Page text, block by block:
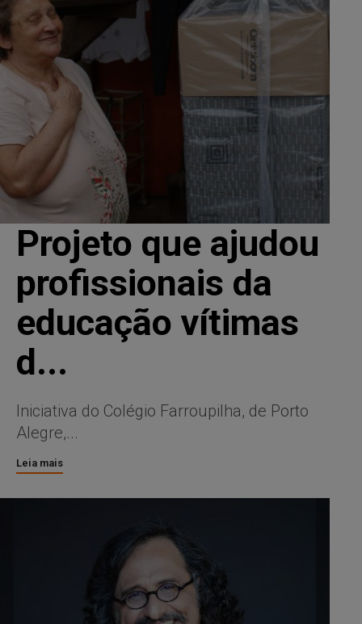
Projeto que ajudou
profissionais da
educação vítimas
d...
Iniciativa do Colégio Farroupilha, de Porto
Alegre,...
Leia mais